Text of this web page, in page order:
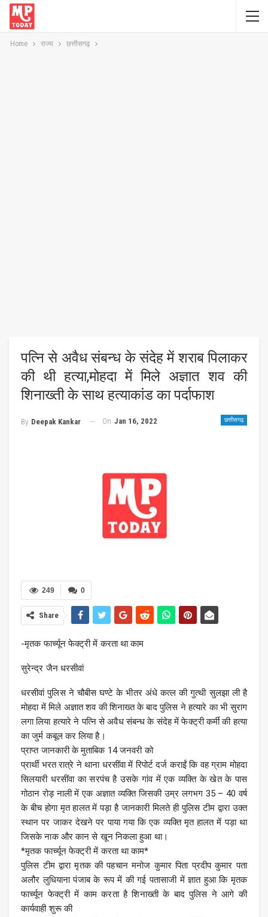
Home राज्य छत्तीसगढ़
पत्नि से अवैध संबन्ध के संदेह में शराब पिलाकर
की थी हत्या,मोहदा में मिले अज्ञात शव की
शिनाख्ती के साथ हत्याकांड का पर्दाफाश
छत्तीसगढ़
By Deepak Kankar On Jan 16, 2022
0
249
Share
-मृतक फार्च्यून फेक्ट्री में करता था काम
सुरेन्द्र जैन धरसीवां
धरसीवां पुलिस ने चौबीस घण्टे के भीतर अंधे कत्ल की गुत्थी सुलझा ली है
मोहदा में मिले अज्ञात शव की शिनाख्त के बाद पुलिस ने हत्यारे का भी सुराग
लगा लिया हत्यारे ने पत्नि से अवैध संबन्ध के संदेह में फेक्ट्री कर्मी की हत्या
का जुर्म कबूल कर लिया है।
प्राप्त जानकारी के मुताबिक 14 जनवरी को
प्रार्थी भरत रात्रे ने थाना धरसींवा में रिपोर्ट दर्ज कराईं कि वह ग्राम मोहदा
सिलयारी धरसींवा का सरपंच है उसके गांव में एक व्यक्ति के खेत के पास
गोठान रोड़ नाली में एक अज्ञात व्यक्ति जिसकी उम्र लगभग 35 – 40 वर्ष
के बीच होगा मृत हालत में पड़ा है जानकारी मिलते ही पुलिस टीम द्वारा उक्त
स्थान पर जाकर देखने पर पाया गया कि एक व्यक्ति मृत हालत में पड़ा था
जिसके नाक और कान से खून निकला हुआ था।
*मृतक फार्च्यून फेक्ट्री में करता था काम*
पुलिस टीम द्वारा मृतक की पहचान मनोज कुमार पिता प्रदीप कुमार पता
अलौर लुधियाना पंजाब के रूप में की गई पतासाजी में ज्ञात हुआ कि मृतक
फार्च्यून फेक्ट्री में काम करता है शिनाख्ती के बाद पुलिस ने आगे की
कार्यवाही शुरू की